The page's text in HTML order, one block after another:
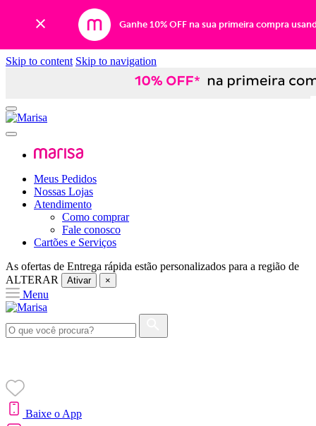
Ganhe 10% OFF na sua primeira compra
Skip to content Skip to navigation
Meus Pedidos
Nossas Lojas
Atendimento
Como comprar
Fale conosco
Cartões e Serviços
As ofertas de Entrega rápida estão personalizados para a região de
ALTERAR
Ativar ×
Menu
Baixe o App